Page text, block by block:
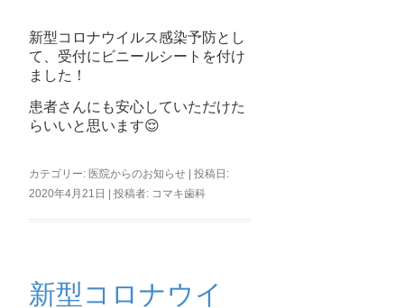
新型コロナウイルス感染予防とし
て、受付にビニールシートを付け
ました！
患者さんにも安心していただけた
らいいと思います😌
カテゴリー: 医院からのお知らせ | 投稿日:
2020年4月21日
|投稿者: コマキ歯科
新型コロナウイ